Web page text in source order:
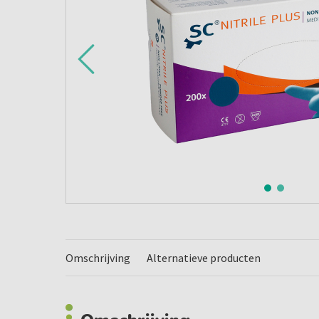
Omschrijving Alternatieve producten